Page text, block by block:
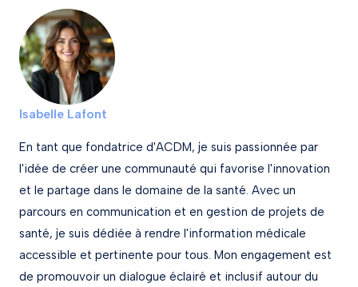
Isabelle Lafont
En tant que fondatrice d'ACDM, je suis passionnée par
l'idée de créer une communauté qui favorise l'innovation
et le partage dans le domaine de la santé. Avec un
parcours en communication et en gestion de projets de
santé, je suis dédiée à rendre l'information médicale
accessible et pertinente pour tous. Mon engagement est
de promouvoir un dialogue éclairé et inclusif autour du